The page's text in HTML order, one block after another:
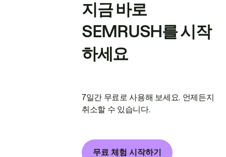
지금 바로
SEMRUSH를 시작
하세요
7일간 무료로 사용해 보세요. 언제든지
취소할 수 있습니다.
무료 체험 시작하기